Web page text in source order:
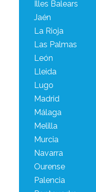
Illes Balears
Jaén
La Rioja
Las Palmas
León
Lleida
Lugo
Madrid
Málaga
Melilla
Murcia
Navarra
Ourense
Palencia